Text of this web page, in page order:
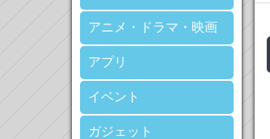
アニメ・ドラマ・映画
アプリ
イベント
ガジェット